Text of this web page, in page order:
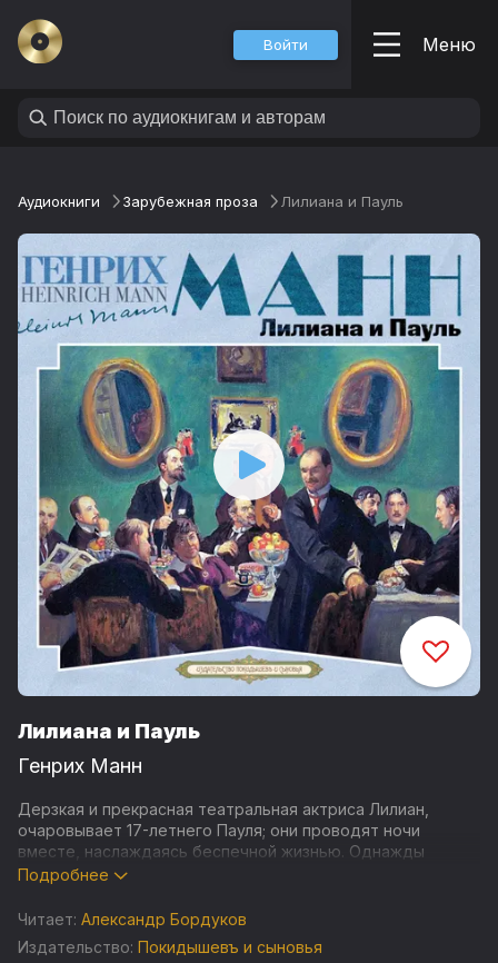
Войти Меню
Аудиокниги Зарубежная проза Лилиана и Пауль
Лилиана и Пауль
Генрих Манн
Дерзкая и прекрасная театральная актриса Лилиан,
очаровывает 17-летнего Пауля; они проводят ночи
вместе, наслаждаясь беспечной жизнью. Однажды
вечером, проиграв последние деньги за игорным столом,
глазами, похожими на укутанное дымом пламя...
Подробнее
Читает: Александр Бордуков
Издательство: Покидышевъ и сыновья